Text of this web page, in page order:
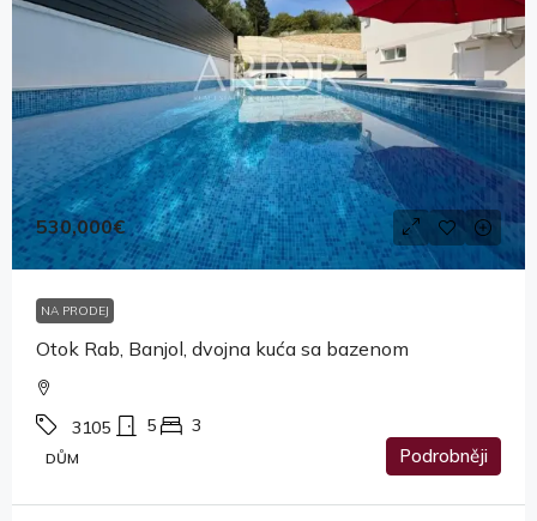
530,000€
NA PRODEJ
Otok Rab, Banjol, dvojna kuća sa bazenom
3105 5 3
DŮM Podrobněji